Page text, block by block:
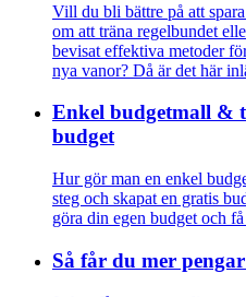
Vill du bli bättre på att
om att träna regelbundet
bevisat effektiva metoder
nya vanor? Då är det här
Enkel budgetmall &
budget
Hur gör man en enkel
steg och skapat en gratis
göra din egen budget och
Så får du mer